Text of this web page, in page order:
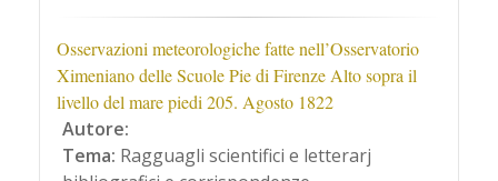
Osservazioni meteorologiche fatte nell’Osservatorio
Ximeniano delle Scuole Pie di Firenze Alto sopra il
livello del mare piedi 205. Agosto 1822
Autore:
Tema: Ragguagli scientifici e letterarj